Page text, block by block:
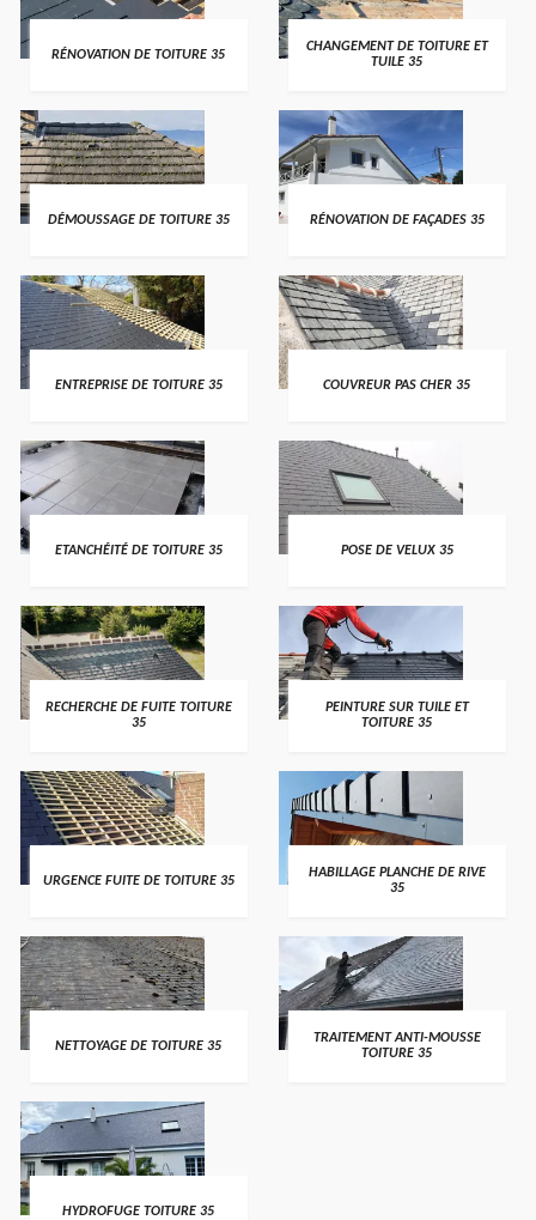
RÉNOVATION DE TOITURE 35
CHANGEMENT DE TOITURE ET
TUILE 35
DÉMOUSSAGE DE TOITURE 35 RÉNOVATION DE FAÇADES 35
ENTREPRISE DE TOITURE 35 COUVREUR PAS CHER 35
ETANCHÉITÉ DE TOITURE 35 POSE DE VELUX 35
RECHERCHE DE FUITE TOITURE
35
PEINTURE SUR TUILE ET
TOITURE 35
URGENCE FUITE DE TOITURE 35
HABILLAGE PLANCHE DE RIVE
35
NETTOYAGE DE TOITURE 35
TRAITEMENT ANTI-MOUSSE
TOITURE 35
HYDROFUGE TOITURE 35